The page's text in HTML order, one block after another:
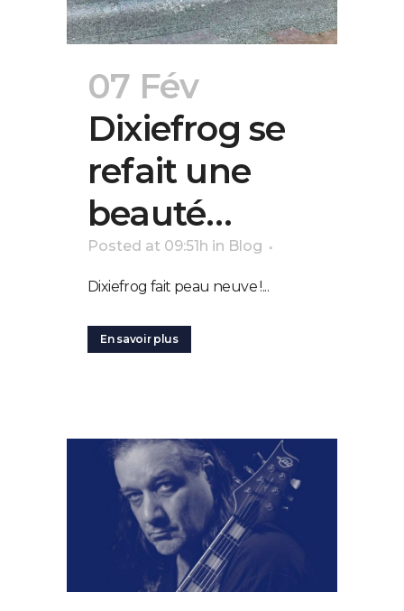
07 Fév
Dixiefrog se
refait une
beauté…
Posted at 09:51h in Blog
Dixiefrog fait peau neuve !...
En savoir plus